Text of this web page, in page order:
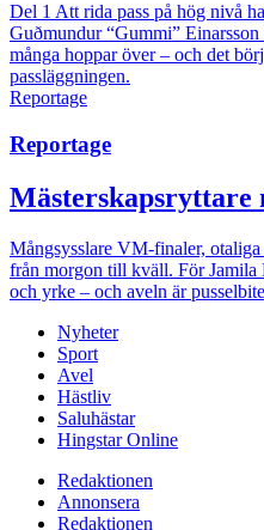
Del 1 Att rida pass på hög nivå
Guðmundur “Gummi”
många hoppar över – och det
passläggningen.
Reportage
Reportage
Mästerskapsryttare
Mångsysslare VM-finaler, otaliga
från morgon till kväll. För Jamila
och yrke – och aveln är
Nyheter
Sport
Avel
Hästliv
Saluhästar
Hingstar Online
Redaktionen
Annonsera
Redaktionen